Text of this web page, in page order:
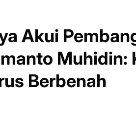
Akui
Muhidin:
Berbenah